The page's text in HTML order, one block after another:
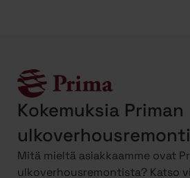
Kokemuksia Priman
Mitä mieltä asiakkaamme ovat
ulkoverhousremontista? Katso